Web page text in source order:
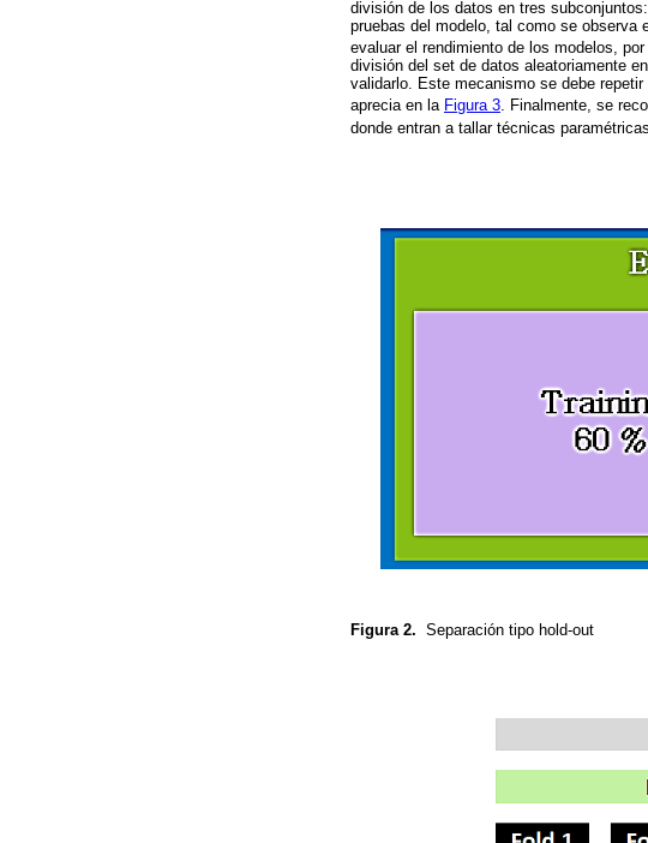
división de los datos en tres
pruebas del modelo, tal como se observa
evaluar el rendimiento de los modelos,
división del set de datos aleatoriamente
validarlo. Este mecanismo se debe
aprecia en la Figura 3. Finalmente, se
donde entran a tallar técnicas
Figura 2. Separación tipo hold-out